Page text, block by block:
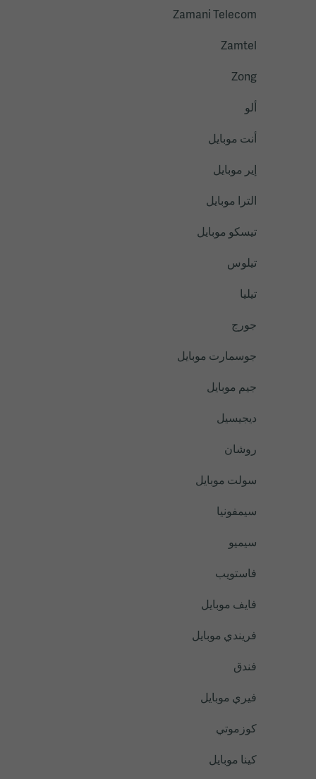
Zamani Telecom
Zamtel
Zong
ألو
أنت موبايل
إير موبايل
الترا موبايل
تيسكو موبايل
تيلوس
تيليا
جورج
جوسمارت موبايل
جيم موبايل
ديجيسيل
روشان
سولت موبايل
سيمفونيا
سيميو
فاستويب
فايف موبايل
فريندي موبايل
فندق
فيري موبايل
كوزموتي
كينا موبايل